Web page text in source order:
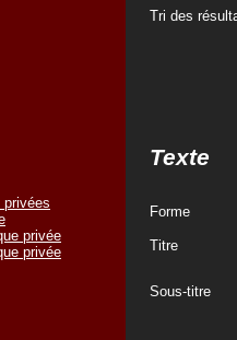
privées
privée
privée
Tri des
Texte
Forme
Titre
Sous-titre